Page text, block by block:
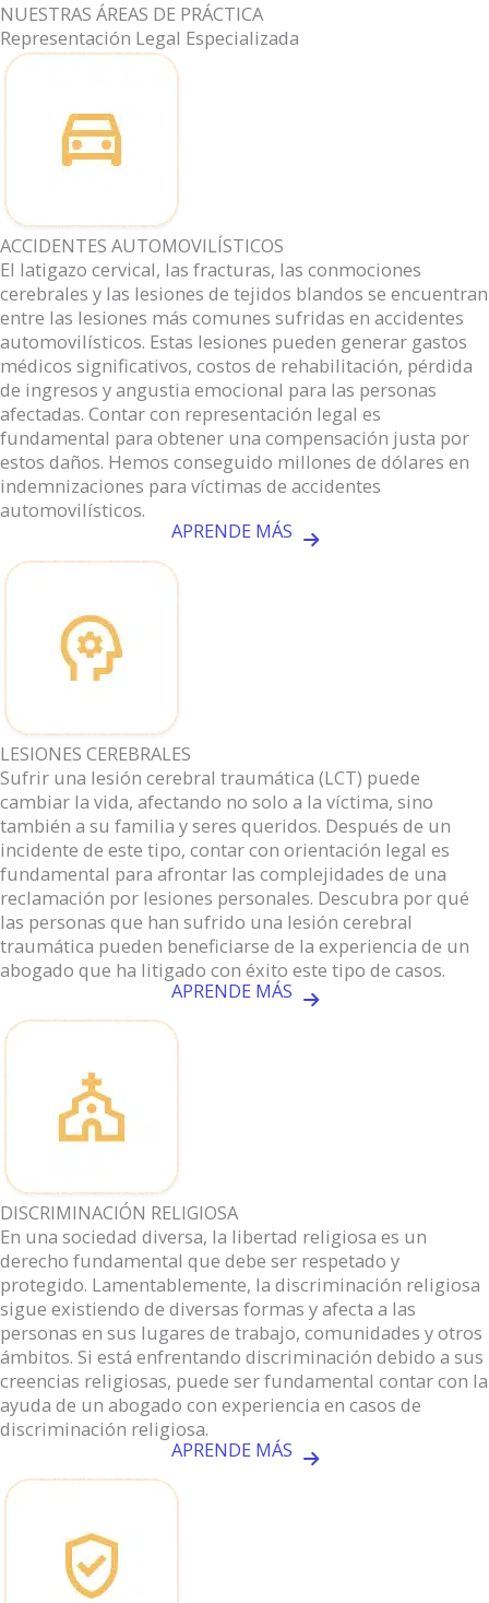
NUESTRAS ÁREAS DE PRÁCTICA
Representación Legal Especializada
ACCIDENTES AUTOMOVILÍSTICOS
El latigazo cervical, las fracturas, las conmociones
cerebrales y las lesiones de tejidos blandos se encuentran
entre las lesiones más comunes sufridas en accidentes
automovilísticos. Estas lesiones pueden generar gastos
médicos significativos, costos de rehabilitación, pérdida
de ingresos y angustia emocional para las personas
afectadas. Contar con representación legal es
fundamental para obtener una compensación justa por
estos daños. Hemos conseguido millones de dólares en
indemnizaciones para víctimas de accidentes
automovilísticos.
APRENDE MÁS
LESIONES CEREBRALES
Sufrir una lesión cerebral traumática (LCT) puede
cambiar la vida, afectando no solo a la víctima, sino
también a su familia y seres queridos. Después de un
incidente de este tipo, contar con orientación legal es
fundamental para afrontar las complejidades de una
reclamación por lesiones personales. Descubra por qué
las personas que han sufrido una lesión cerebral
traumática pueden beneficiarse de la experiencia de un
abogado que ha litigado con éxito este tipo de casos.
APRENDE MÁS
DISCRIMINACIÓN RELIGIOSA
En una sociedad diversa, la libertad religiosa es un
derecho fundamental que debe ser respetado y
protegido. Lamentablemente, la discriminación religiosa
sigue existiendo de diversas formas y afecta a las
personas en sus lugares de trabajo, comunidades y otros
ámbitos. Si está enfrentando discriminación debido a sus
creencias religiosas, puede ser fundamental contar con la
ayuda de un abogado con experiencia en casos de
discriminación religiosa.
APRENDE MÁS